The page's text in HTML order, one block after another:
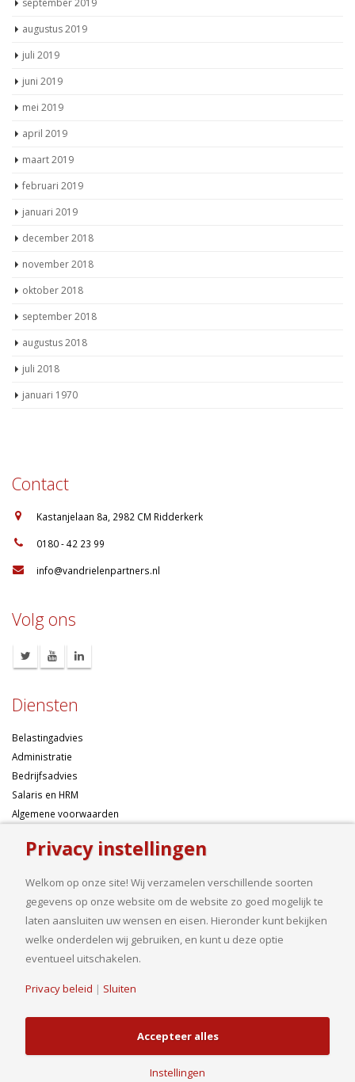
september 2019
augustus 2019
juli 2019
juni 2019
mei 2019
april 2019
maart 2019
februari 2019
januari 2019
december 2018
november 2018
oktober 2018
september 2018
augustus 2018
juli 2018
januari 1970
Contact
Kastanjelaan 8a, 2982 CM Ridderkerk
0180 - 42 23 99
info@vandrielenpartners.nl
Volg ons
Diensten
Belastingadvies
Administratie
Bedrijfsadvies
Salaris en HRM
Algemene voorwaarden
Ondernemen betekent risico’s nemen, maar dan liefst wel zo
samengesteld mogelijk. Of u nu een onderneming wilt starten met een
goed financieel plan, uw bedrijf wilt uitbreiden op basis van gedegen
cijfers, uw jaarcijfers samengesteld wilt hebben of een helder advies
Privacy instellingen
Welkom op onze site! Wij verzamelen verschillende soorten
gegevens op onze website om de website zo goed mogelijk te
laten aansluiten uw wensen en eisen. Hieronder kunt bekijken
welke onderdelen wij gebruiken, en kunt u deze optie
eventueel uitschakelen.
Privacy beleid | Sluiten
Accepteer alles
Instellingen